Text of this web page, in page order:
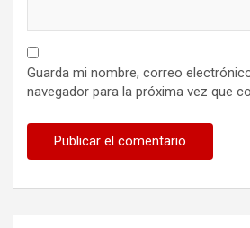
Guarda mi nombre, correo
navegador para la próxima vez que